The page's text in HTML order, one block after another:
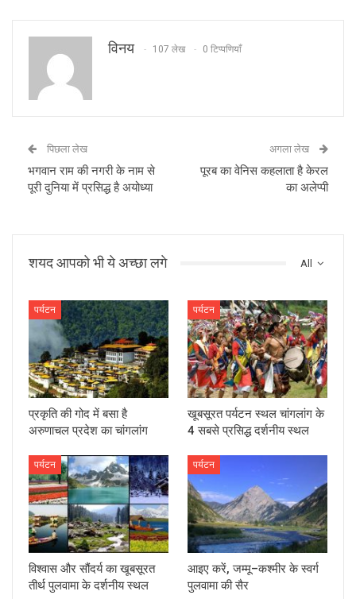
विनय 107 लेख 0 टिप्पणियाँ
पिछला लेख
भगवान राम की नगरी के नाम से
पूरी दुनिया में प्रसिद्ध है अयोध्या
अगला लेख
पूरब का वेनिस कहलाता है केरल
का अलेप्पी
All
शयद आपको भी ये अच्छा लगे
पर्यटन
प्रकृति की गोद में बसा है
अरुणाचल प्रदेश का चांगलांग
पर्यटन
खूबसूरत पर्यटन स्थल चांगलांग के
4 सबसे प्रसिद्ध दर्शनीय स्थल
पर्यटन
विश्वास और सौंदर्य का खूबसूरत
तीर्थ पुलवामा के दर्शनीय स्‍थल
पर्यटन
आइए करें, जम्‍मू–कश्‍मीर के स्वर्ग
पुलवामा की सैर